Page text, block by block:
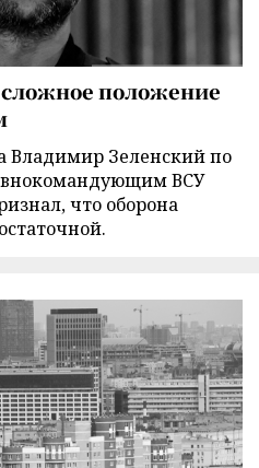
положение
Владимир Зеленский по
ВСУ
что оборона